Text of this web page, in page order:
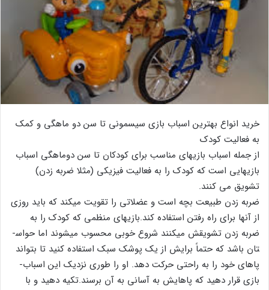
خرید انواع بهترین اسباب بازی سیسمونی تا سن دو ماهگی و کمک
به فعالیت کودک
از جمله اسباب بازیهای مناسب برای کودکان تا سن دوماهگی اسباب
بازیهایی است که کودک را به فعالیت فیزیکی (مثلا ضربه زدن)
تشویق می کنند.
ضربه زدن طبیعت بچه است و عضلاتی را تقویت می­کند که باید روزی
از آنها برای راه رفتن استفاده کند.بازی­های منظمی که کودک را به
ضربه زدن تشویقش می­کنند شروع خوبی محسوب می­شوند اما حواس­
تان باشد که حتماً برایش از یک پوشک سبک استفاده کنید تا بتواند
پاهای خود را به راحتی حرکت دهد. او را طوری نزدیک این اسباب­
بازی قرار دهید که پاهایش به آسانی به آن برسند.تکیه دهید و با